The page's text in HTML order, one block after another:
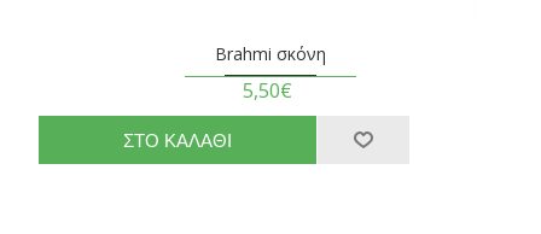
Brahmi σκόνη
5,50€